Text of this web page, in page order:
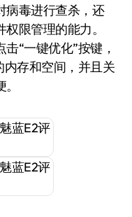
病毒进行查杀，还
限管理的能力。
“一键优化”按键，
内存和空间，并且关